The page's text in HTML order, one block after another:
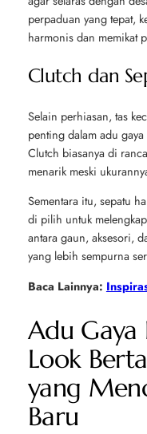
perpaduan yang tepat,
harmonis dan memikat
Clutch dan
Selain perhiasan, tas
penting dalam adu
Clutch biasanya di
menarik meski
Sementara itu, sepatu
di pilih untuk
antara gaun, aksesori,
yang lebih sempurna
Baca Lainnya:
Adu Gaya
Look
yang
Baru